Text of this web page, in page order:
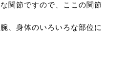
関節ですので、ここの関節
、身体のいろいろな部位に